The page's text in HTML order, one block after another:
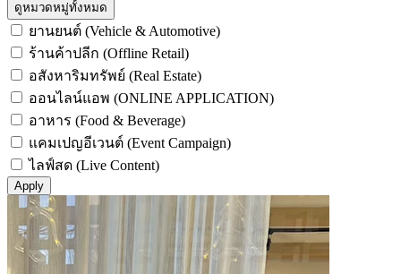
ดูหมวดหมู่ทั้งหมด
ยานยนต์ (Vehicle & Automotive)
ร้านค้าปลีก (Offline Retail)
อสังหาริมทรัพย์ (Real Estate)
ออนไลน์แอพ (ONLINE APPLICATION)
อาหาร (Food & Beverage)
แคมเปญอีเวนต์ (Event Campaign)
ไลฟ์สด (Live Content)
Apply